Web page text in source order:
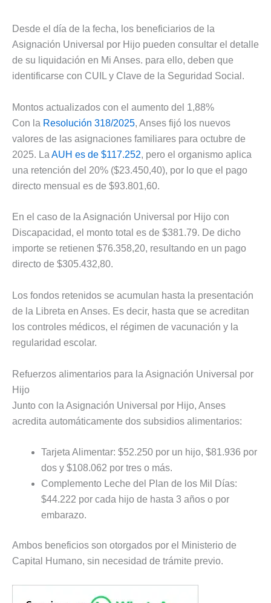
Desde el día de la fecha, los beneficiarios de la
Asignación Universal por Hijo pueden consultar el detalle
de su liquidación en Mi Anses. para ello, deben que
identificarse con CUIL y Clave de la Seguridad Social.
Montos actualizados con el aumento del 1,88%
Con la Resolución 318/2025, Anses fijó los nuevos
valores de las asignaciones familiares para octubre de
2025. La AUH es de $117.252, pero el organismo aplica
una retención del 20% ($23.450,40), por lo que el pago
directo mensual es de $93.801,60.
En el caso de la Asignación Universal por Hijo con
Discapacidad, el monto total es de $381.79. De dicho
importe se retienen $76.358,20, resultando en un pago
directo de $305.432,80.
Los fondos retenidos se acumulan hasta la presentación
de la Libreta en Anses. Es decir, hasta que se acreditan
los controles médicos, el régimen de vacunación y la
regularidad escolar.
Refuerzos alimentarios para la Asignación Universal por
Hijo
Junto con la Asignación Universal por Hijo, Anses
acredita automáticamente dos subsidios alimentarios:
Tarjeta Alimentar: $52.250 por un hijo, $81.936 por
dos y $108.062 por tres o más.
Complemento Leche del Plan de los Mil Días:
$44.222 por cada hijo de hasta 3 años o por
embarazo.
Ambos beneficios son otorgados por el Ministerio de
Capital Humano, sin necesidad de trámite previo.